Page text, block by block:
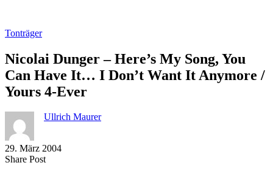
Tonträger
Nicolai Dunger – Here’s My Song, You
Can Have It… I Don’t Want It Anymore /
Yours 4-Ever
Ullrich Maurer
29. März 2004
Share PostShare
Copy
Send